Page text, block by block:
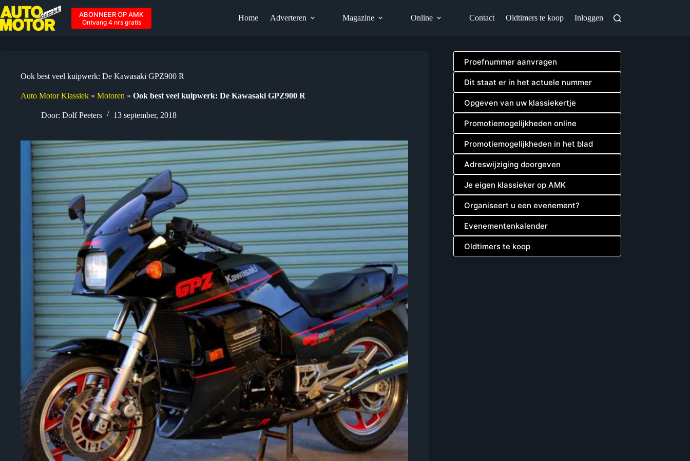
Ga
naar
de
inhoud
ABONNEER OP AMK
Ontvang 4 nrs gratis Home Adverteren Magazine Online Contact Oldtimers te koop Inloggen
Ook best veel kuipwerk: De Kawasaki GPZ900 R
Auto Motor Klassiek » Motoren » Ook best veel kuipwerk: De Kawasaki GPZ900 R
Door: Dolf Peeters 13 september, 2018
Proefnummer aanvragen
Dit staat er in het actuele nummer
Opgeven van uw klassiekertje
Promotiemogelijkheden online
Promotiemogelijkheden in het blad
Adreswijziging doorgeven
Je eigen klassieker op AMK
Organiseert u een evenement?
Evenementenkalender
Oldtimers te koop